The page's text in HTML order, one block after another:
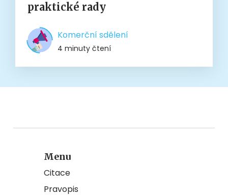
praktické rady
Komerční sdělení
4 minuty čtení
Menu
Citace
Pravopis